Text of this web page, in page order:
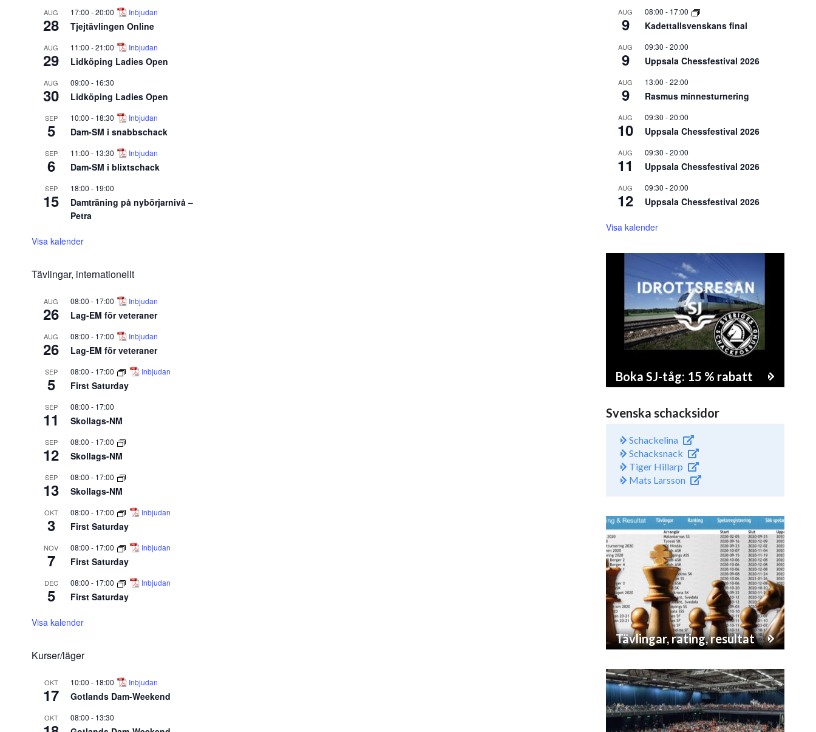
AUG
28
17:00 -20:00 Inbjudan
Tjejtävlingen Online
AUG
29
11:00 -21:00 Inbjudan
Lidköping Ladies Open
AUG
30
09:00 - 16:30
Lidköping Ladies Open
SEP
5
10:00 - 18:30 Inbjudan
Dam-SM i snabbschack
SEP
6
11:00 - 13:30 Inbjudan
Dam-SM i blixtschack
SEP
15
18:00 - 19:00
Damträning på nybörjarnivå –
Petra
Visa kalender
Tävlingar, internationellt
AUG
26
08:00 - 17:00 Inbjudan
Lag-EM för veteraner
AUG
26
08:00 - 17:00 Inbjudan
Lag-EM för veteraner
SEP
5
08:00 - 17:00 Inbjudan
First Saturday
SEP
11
08:00 - 17:00
Skollags-NM
SEP
12
08:00 - 17:00
Skollags-NM
SEP
13
08:00 - 17:00
Skollags-NM
OKT
3
08:00 - 17:00 Inbjudan
First Saturday
NOV
7
08:00 - 17:00 Inbjudan
First Saturday
DEC
5
08:00 - 17:00 Inbjudan
First Saturday
Visa kalender
Kurser/läger
OKT
17
10:00 - 18:00 Inbjudan
Gotlands Dam-Weekend
OKT 08:00 - 13:30
AUG
9
08:00 - 17:00
Kadettallsvenskans final
AUG
9
09:30 -20:00
Uppsala Chessfestival 2026
AUG
9
13:00 -22:00
Rasmus minnesturnering
AUG
10
09:30 -20:00
Uppsala Chessfestival 2026
AUG
11
09:30 -20:00
Uppsala Chessfestival 2026
AUG
12
09:30 -20:00
Uppsala Chessfestival 2026
Visa kalender
Boka SJ-tåg: 15 % rabatt
Svenska schacksidor
Schackelina
Schacksnack
Tiger Hillarp
Mats Larsson
Tävlingar, rating, resultat